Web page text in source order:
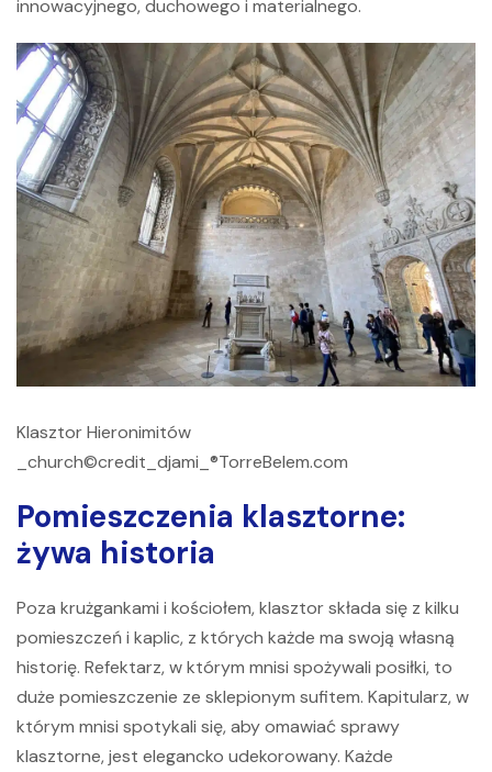
innowacyjnego, duchowego i materialnego.
Klasztor Hieronimitów
_church©credit_djami_®TorreBelem.com
Pomieszczenia klasztorne:
żywa historia
Poza krużgankami i kościołem, klasztor składa się z kilku
pomieszczeń i kaplic, z których każde ma swoją własną
historię. Refektarz, w którym mnisi spożywali posiłki, to
duże pomieszczenie ze sklepionym sufitem. Kapitularz, w
którym mnisi spotykali się, aby omawiać sprawy
klasztorne, jest elegancko udekorowany. Każde